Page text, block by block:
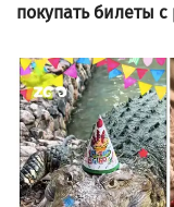
покупать билеты с